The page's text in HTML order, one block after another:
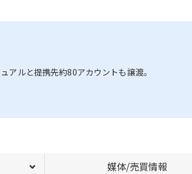
アルと提携先約80アカウントも譲渡。
媒体/売買情報